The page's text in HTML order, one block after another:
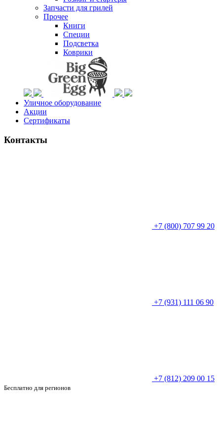
Запчасти для грилей
Прочее
Книги
Специи
Подсветка
Коврики
Уличное оборудование
Акции
Сертификаты
Контакты
+7 (800) 707 99 20
+7 (931) 111 06 90
+7 (812) 209 00 15
Бесплатно для регионов